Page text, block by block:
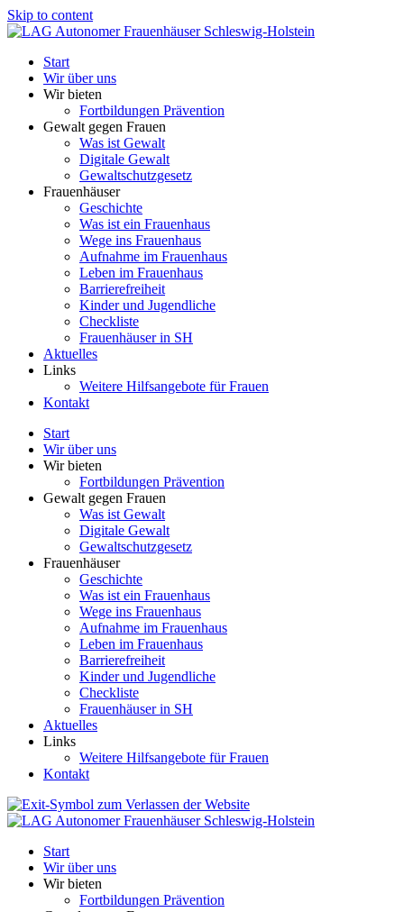
Skip to content
Start
Wir über uns
Wir bieten
Fortbildungen Prävention
Gewalt gegen Frauen
Was ist Gewalt
Digitale Gewalt
Gewaltschutzgesetz
Frauenhäuser
Geschichte
Was ist ein Frauenhaus
Wege ins Frauenhaus
Aufnahme im Frauenhaus
Leben im Frauenhaus
Barrierefreiheit
Kinder und Jugendliche
Checkliste
Frauenhäuser in SH
Aktuelles
Links
Weitere Hilfsangebote für Frauen
Kontakt
Start
Wir über uns
Wir bieten
Fortbildungen Prävention
Gewalt gegen Frauen
Was ist Gewalt
Digitale Gewalt
Gewaltschutzgesetz
Frauenhäuser
Geschichte
Was ist ein Frauenhaus
Wege ins Frauenhaus
Aufnahme im Frauenhaus
Leben im Frauenhaus
Barrierefreiheit
Kinder und Jugendliche
Checkliste
Frauenhäuser in SH
Aktuelles
Links
Weitere Hilfsangebote für Frauen
Kontakt
Start
Wir über uns
Wir bieten
Fortbildungen Prävention